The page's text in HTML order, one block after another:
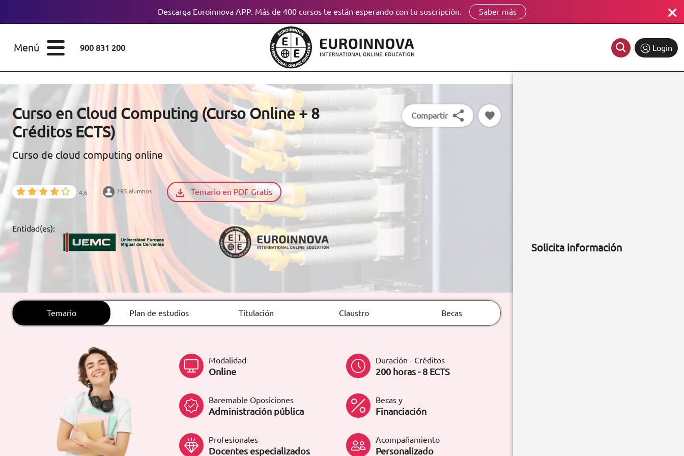
Descarga Euroinnova APP. Más de 400 cursos te están esperando con tu suscripción. Saber más
Menú 900 831 200 Login
CONOCE EUROINNOVA
BECAS Y
FINANCIACIÓN
RECURSOS
ARTÍCULOS
ORIENTACIÓN
CONTACTO ES
formacion@euroinnova.com
TRABAJA CON NOSOTROS
ESTUDIOS
Licenciaturas
Doctorados
Diplomados
Certificados de
Profesionalidad
Curso en Cloud Computing (Curso Online + 8
Créditos ECTS)
Curso de cloud computing online
4,6 295 alumnos Temario en PDF Gratis
Entidad(es):
Compartir
Temario Plan de estudios Titulación Claustro Becas
Modalidad
Online
Duración - Créditos
200 horas - 8 ECTS
Baremable Oposiciones
Administración pública
Becas y
Financiación
Profesionales
Docentes especializados
Acompañamiento
Personalizado
Solicita información